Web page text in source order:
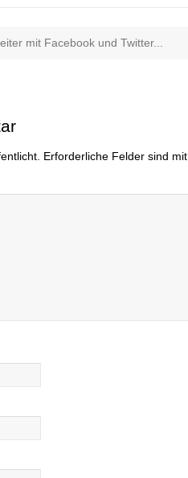
mit Facebook und Twitter...
Erforderliche Felder sind mit